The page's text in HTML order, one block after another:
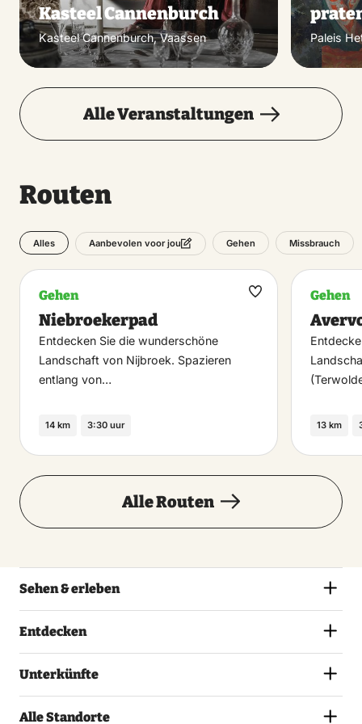
Kasteel Cannenburch
Kasteel Cannenburch, Vaassen Paleis
Alle Veranstaltungen
Routen
Alles Aanbevolen voor jou Gehen Missbrauch
Gehen
Niebroekerpad
Entdecken Sie die wunderschöne
Landschaft von Nijbroek. Spazieren
entlang von…
14 km 3:30 uur
Maak
Gehen
13 km
Alle Routen
Sehen & erleben
Entdecken
Unterkünfte
Alle Standorte